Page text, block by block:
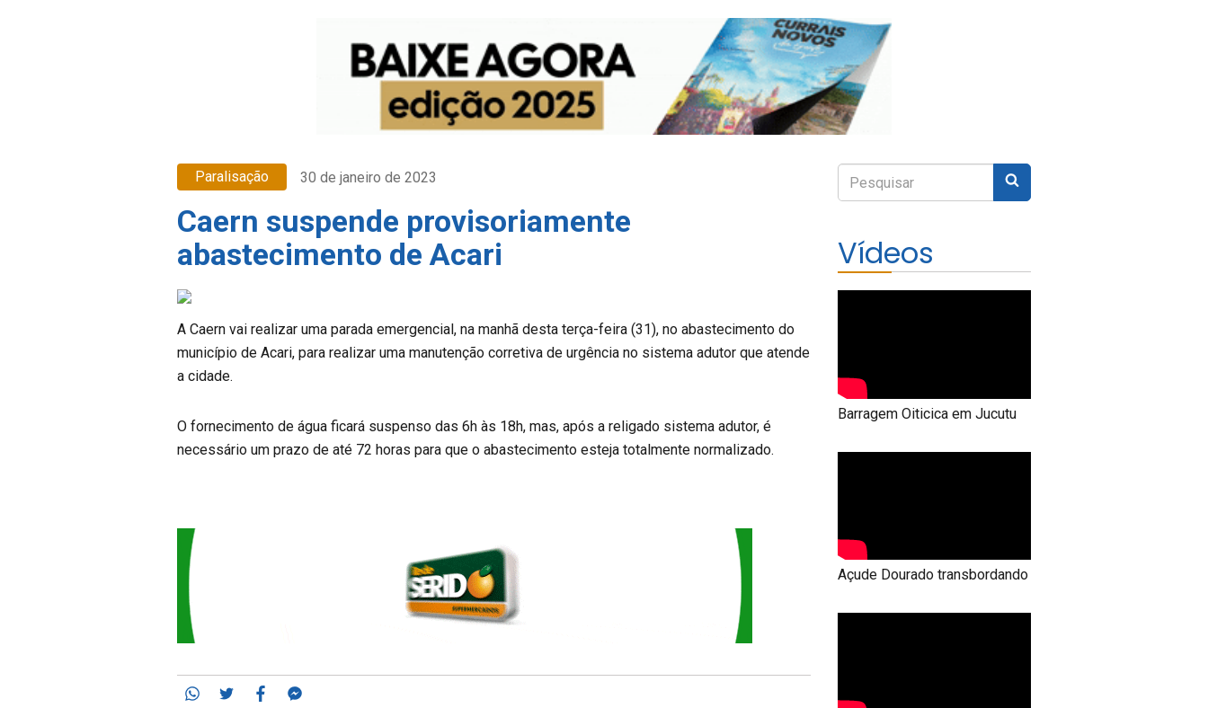
Paralisação 30 de janeiro de 2023
Caern suspende provisoriamente
abastecimento de Acari
A Caern vai realizar uma parada emergencial, na manhã desta terça-feira (31), no abastecimento do
município de Acari, para realizar uma manutenção corretiva de urgência no sistema adutor que atende
a cidade.
O fornecimento de água ficará suspenso das 6h às 18h, mas, após a religado sistema adutor, é
necessário um prazo de até 72 horas para que o abastecimento esteja totalmente normalizado.
Whatsapp
TwitterFacebook
Digite
sua
Enviar
Vídeos
Barragem Oiticica em Jucutu
Açude Dourado transbordando